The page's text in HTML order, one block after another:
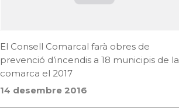
El Consell Comarcal farà obres de
prevenció d’incendis a 18 municipis de la
comarca el 2017
14 desembre 2016